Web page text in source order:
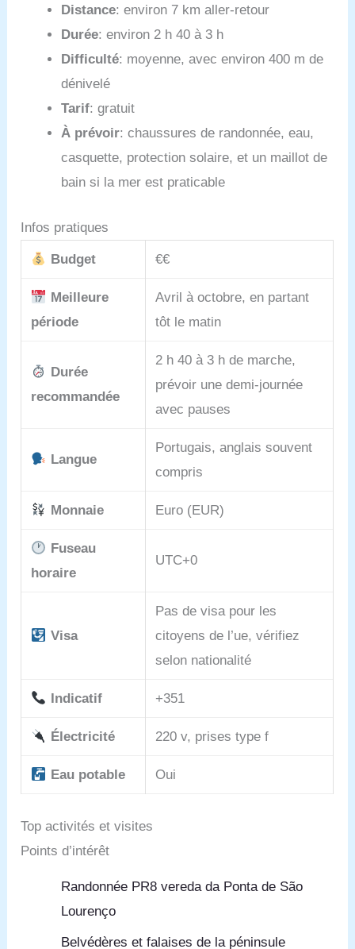
Distance: environ 7 km aller-retour
Durée: environ 2 h 40 à 3 h
Difficulté: moyenne, avec environ 400 m de
dénivelé
Tarif: gratuit
À prévoir: chaussures de randonnée, eau,
casquette, protection solaire, et un maillot de
bain si la mer est praticable
Infos pratiques
Budget €€
Meilleure
période
Avril à octobre, en partant
tôt le matin
Durée
recommandée
2 h 40 à 3 h de marche,
prévoir une demi-journée
avec pauses
Langue
Portugais, anglais souvent
compris
Monnaie Euro (EUR)
Fuseau
horaire
UTC+0
Visa
Pas de visa pour les
citoyens de l’ue, vérifiez
selon nationalité
Indicatif +351
Électricité 220 v, prises type f
Eau potable Oui
Top activités et visites
Points d’intérêt
Randonnée PR8 vereda da Ponta de São
Lourenço
Belvédères et falaises de la péninsule